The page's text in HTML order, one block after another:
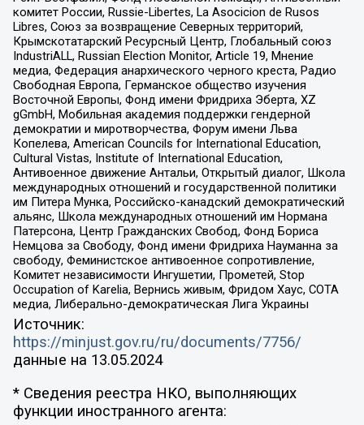
комитет России, Russie-Libertes, La Asocicion de Rusos
Libres, Союз за возвращение Северных территорий,
Крымскотатарский Ресурсный Центр, Глобальный союз
IndustriALL, Russian Election Monitor, Article 19, Мнение
медиа, Федерация анархического черного креста, Радио
Свободная Европа, Германское общество изучения
Восточной Европы, Фонд имени Фридриха Эберта, XZ
gGmbH, Мобильная академия поддержки гендерной
демократии и миротворчества, Форум имени Льва
Копелева, American Councils for International Education,
Cultural Vistas, Institute of International Education,
Антивоенное движение Антальи, Открытый диалог, Школа
международных отношений и государственной политики
им Питера Мунка, Российско-канадский демократический
альянс, Школа международных отношений им Нормана
Патерсона, Центр Гражданских Свобод, Фонд Бориса
Немцова за Свободу, Фонд имени Фридриха Науманна за
свободу, Феминистское антивоенное сопротивление,
Комитет независимости Ингушетии, Прометей, Stop
Occupation of Karelia, Вернись живым, Фридом Хаус, СОТА
медиа, Либерально-демократическая Лига Украины
Источник:
https://minjust.gov.ru/ru/documents/7756/
данные на 13.05.2024
* Сведения реестра НКО, выполняющих
функции иностранного агента: